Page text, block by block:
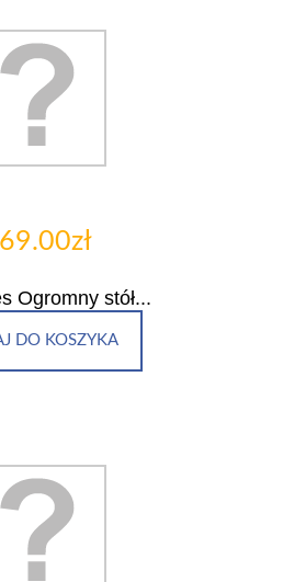
Ogromny stół...
DO KOSZYKA